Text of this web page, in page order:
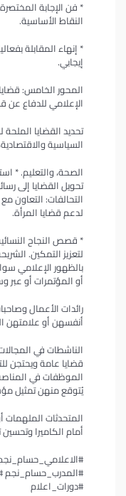
* فن الإجابة
النقاط الأساسية.
* إنهاء المقابلة
إيجابي.
المحور الخامس:
الإعلامي للدفاع عن
تحديد القضايا الملحة
السياسية
الصحة، والتعليم. *
تحويل القضايا إلى
التحالفات: التعاون
لدعم قضايا المرأة.
* قصص النجاح
لتعزيز التمكين.
بالظهور الإعلامي
أو المؤتمرات أو عبر
رائدات الأعمال
أنفسهن أو علامتهن
الناشطات في
قضايا عامة ويحتجن
الموظفات في المناصب
يُتوقع منهن تمثيل
المتحدثات الملهمات
أمام الكاميرا
#المدرب_حسام_نجم
#دورات_اعلام